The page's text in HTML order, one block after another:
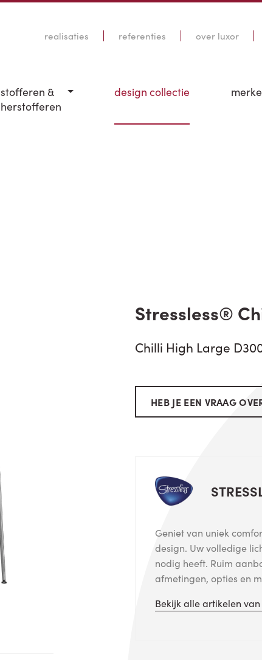
realisaties referenties over luxor
stofferen &
herstofferen
design collectie
Stressless®
Chilli High Large
HEB JE EEN VRAAG
Geniet van uniek
design. Uw volledige
nodig heeft. Ruim
afmetingen, opties en
Bekijk alle artikelen van